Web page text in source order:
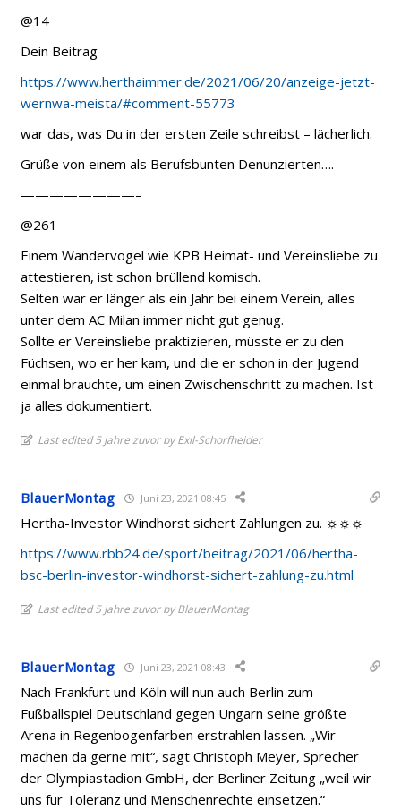
@14
Dein Beitrag
https://www.herthaimmer.de/2021/06/20/anzeige-jetzt-
wernwa-meista/#comment-55773
war das, was Du in der ersten Zeile schreibst – lächerlich.
Grüße von einem als Berufsbunten Denunzierten….
————————–
@261
Einem Wandervogel wie KPB Heimat- und Vereinsliebe zu
attestieren, ist schon brüllend komisch.
Selten war er länger als ein Jahr bei einem Verein, alles
unter dem AC Milan immer nicht gut genug.
Sollte er Vereinsliebe praktizieren, müsste er zu den
Füchsen, wo er her kam, und die er schon in der Jugend
einmal brauchte, um einen Zwischenschritt zu machen. Ist
ja alles dokumentiert.
Last edited 5 Jahre zuvor by Exil-Schorfheider
BlauerMontag Juni 23, 2021 08:45
Hertha-Investor Windhorst sichert Zahlungen zu. ☼☼☼
https://www.rbb24.de/sport/beitrag/2021/06/hertha-
bsc-berlin-investor-windhorst-sichert-zahlung-zu.html
Last edited 5 Jahre zuvor by BlauerMontag
BlauerMontag Juni 23, 2021 08:43
Nach Frankfurt und Köln will nun auch Berlin zum
Fußballspiel Deutschland gegen Ungarn seine größte
Arena in Regenbogenfarben erstrahlen lassen. „Wir
machen da gerne mit“, sagt Christoph Meyer, Sprecher
der Olympiastadion GmbH, der Berliner Zeitung „weil wir
uns für Toleranz und Menschenrechte einsetzen.“